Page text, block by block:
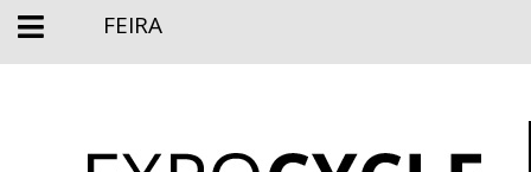
FEIRA